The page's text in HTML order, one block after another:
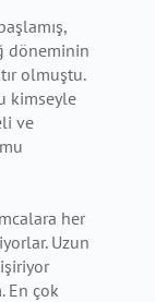
döneminin
olmuştu.
kimseyle
ve
her
Uzun
En çok